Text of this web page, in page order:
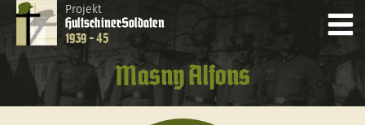
Projekt
HultschinerSoldaten
1939 - 45
Masny Alfons